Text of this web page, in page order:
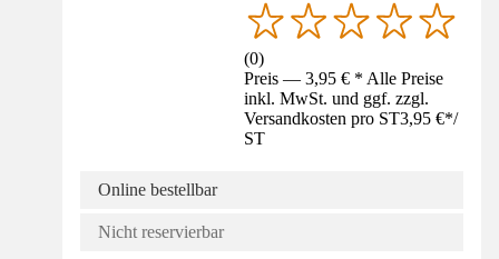
(0)
Preis — 3,95 € * Alle Preise
inkl. MwSt. und ggf. zzgl.
Versandkosten pro ST3,95 €*/
ST
Online bestellbar
Nicht reservierbar